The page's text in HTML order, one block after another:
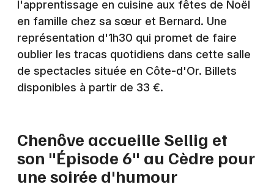
Sorties famille
Expos
Sorties & loisirs
Humour en Bourgogne
Humour en Bourgogne-Franche-Comté
Toulouse
Toutes les villes
l'apprentissage en cuisine aux fêtes de Noël
en famille chez sa sœur et Bernard. Une
représentation d'1h30 qui promet de faire
oublier les tracas quotidiens dans cette salle
de spectacles située en Côte-d'Or. Billets
disponibles à partir de 33 €.
Chenôve accueille Sellig et
son "Épisode 6" au Cèdre pour
une soirée d'humour